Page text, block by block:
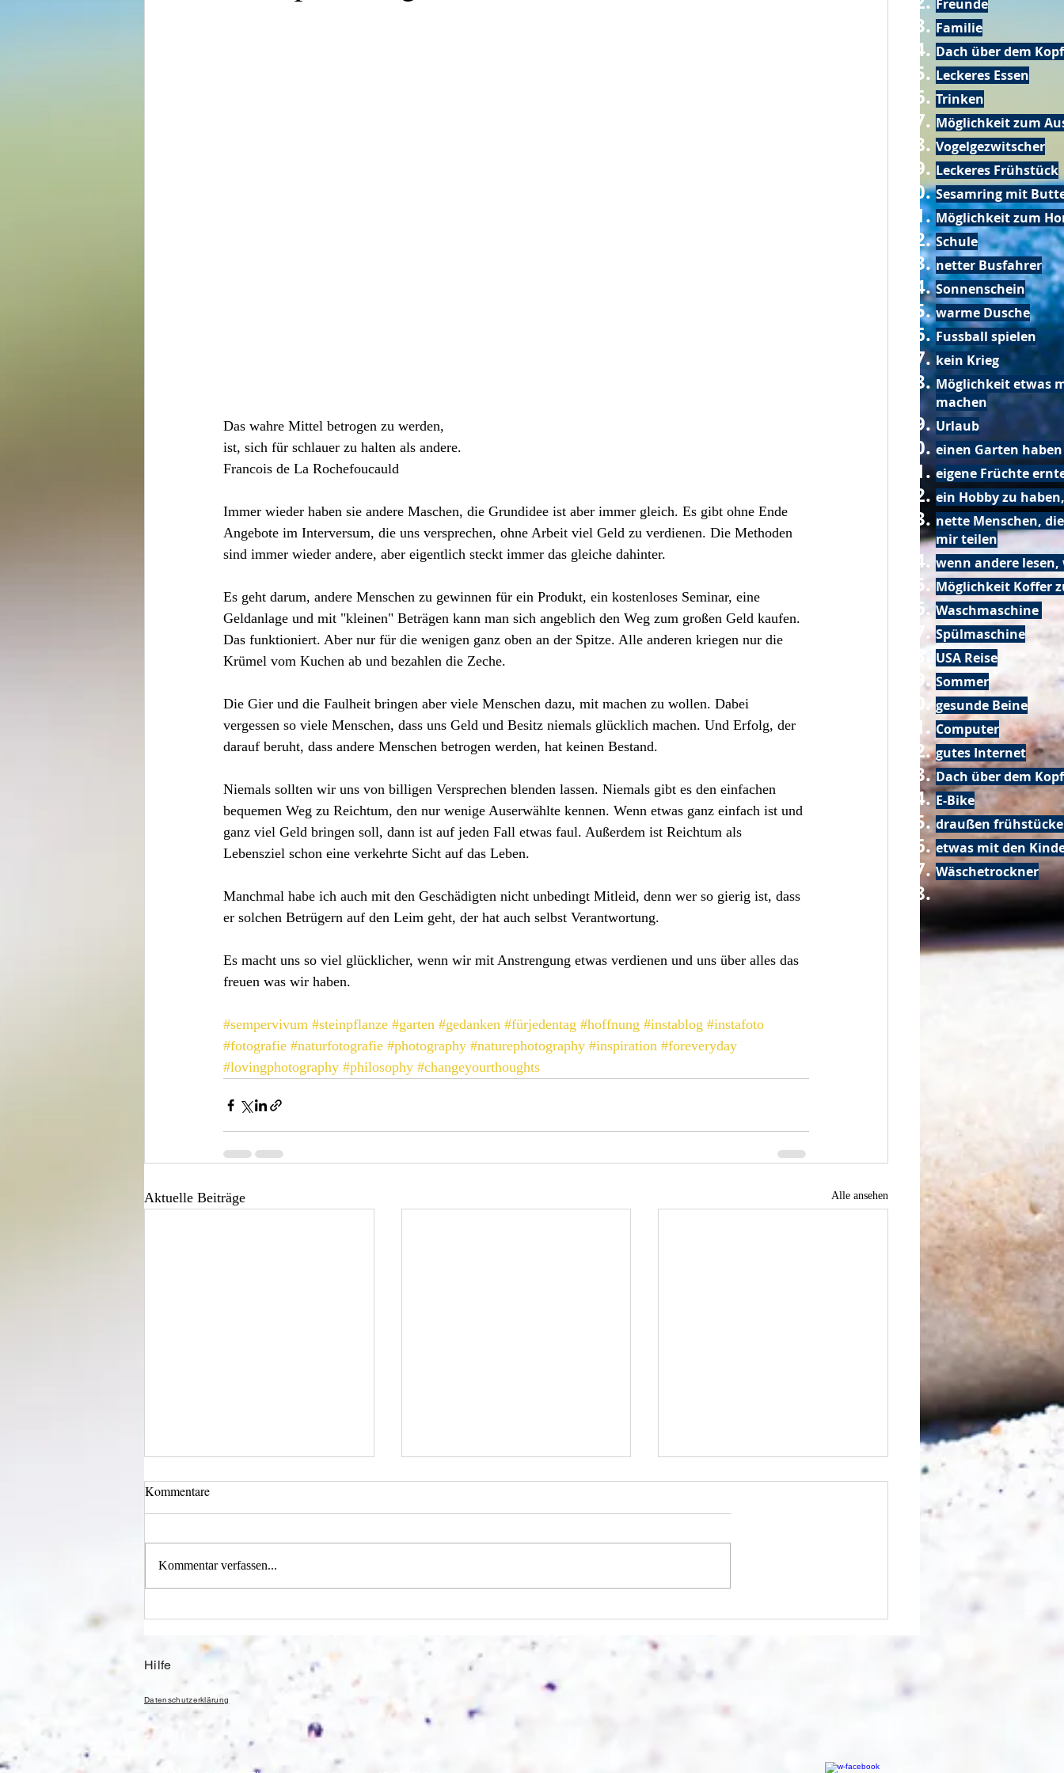
Das wahre Mittel betrogen zu werden,
ist, sich für schlauer zu halten als andere.
Francois de La Rochefoucauld
Immer wieder haben sie andere Maschen, die Grundidee ist aber immer gleich. Es gibt ohne Ende
Angebote im Interversum, die uns versprechen, ohne Arbeit viel Geld zu verdienen. Die Methoden
sind immer wieder andere, aber eigentlich steckt immer das gleiche dahinter.
Es geht darum, andere Menschen zu gewinnen für ein Produkt, ein kostenloses Seminar, eine
Geldanlage und mit "kleinen" Beträgen kann man sich angeblich den Weg zum großen Geld kaufen.
Das funktioniert. Aber nur für die wenigen ganz oben an der Spitze. Alle anderen kriegen nur die
Krümel vom Kuchen ab und bezahlen die Zeche.
Die Gier und die Faulheit bringen aber viele Menschen dazu, mit machen zu wollen. Dabei
vergessen so viele Menschen, dass uns Geld und Besitz niemals glücklich machen. Und Erfolg, der
darauf beruht, dass andere Menschen betrogen werden, hat keinen Bestand.
Niemals sollten wir uns von billigen Versprechen blenden lassen. Niemals gibt es den einfachen
bequemen Weg zu Reichtum, den nur wenige Auserwählte kennen. Wenn etwas ganz einfach ist und
ganz viel Geld bringen soll, dann ist auf jeden Fall etwas faul. Außerdem ist Reichtum als
Lebensziel schon eine verkehrte Sicht auf das Leben.
Manchmal habe ich auch mit den Geschädigten nicht unbedingt Mitleid, denn wer so gierig ist, dass
er solchen Betrügern auf den Leim geht, der hat auch selbst Verantwortung.
Es macht uns so viel glücklicher, wenn wir mit Anstrengung etwas verdienen und uns über alles das
freuen was wir haben.
#sempervivum #steinpflanze #garten #gedanken #fürjedentag #hoffnung #instablog #instafoto
#fotografie #naturfotografie #photography #naturephotography #inspiration #foreveryday
#lovingphotography #philosophy #changeyourthoughts
Aktuelle Beiträge Alle ansehen
Einen Berg abtragen
Kommentare
Kommentar verfassen...
Freunde
Familie
Dach über dem Kopf
Leckeres Essen
Trinken
Möglichkeit zum
Vogelgezwitscher
Leckeres Frühstück
Sesamring mit
Möglichkeit zum
Schule
netter Busfahrer
Sonnenschein
warme Dusche
Fussball spielen
kein Krieg
Möglichkeit etwas
machen
Urlaub
einen Garten haben
eigene Früchte
ein Hobby zu
nette Menschen,
mir teilen
wenn andere lesen,
Möglichkeit Koffer
Waschmaschine
Spülmaschine
USA Reise
Sommer
gesunde Beine
Computer
gutes Internet
Dach über dem Kopf
E-Bike
draußen
etwas mit den
Wäschetrockner
Hilfe
Datenschutzerklärung